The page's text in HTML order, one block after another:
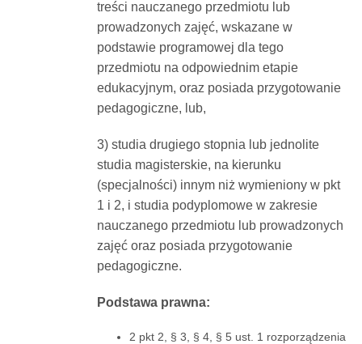
treści nauczanego przedmiotu lub
prowadzonych zajęć, wskazane w
podstawie programowej dla tego
przedmiotu na odpowiednim etapie
edukacyjnym, oraz posiada przygotowanie
pedagogiczne, lub,
3) studia drugiego stopnia lub jednolite
studia magisterskie, na kierunku
(specjalności) innym niż wymieniony w pkt
1 i 2, i studia podyplomowe w zakresie
nauczanego przedmiotu lub prowadzonych
zajęć oraz posiada przygotowanie
pedagogiczne.
Podstawa prawna:
2 pkt 2, § 3, § 4, § 5 ust. 1 rozporządzenia